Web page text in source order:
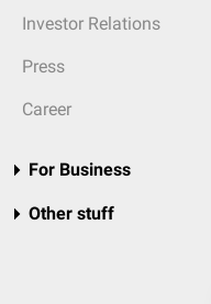
Investor Relations
Press
Career
For Business
Other stuff